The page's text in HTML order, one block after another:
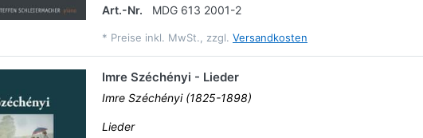
Art.-Nr. MDG 613 2001-2
* Preise inkl. MwSt., zzgl. Versandkosten
Imre Széchényi - Lieder
Imre Széchényi (1825-1898)
Lieder